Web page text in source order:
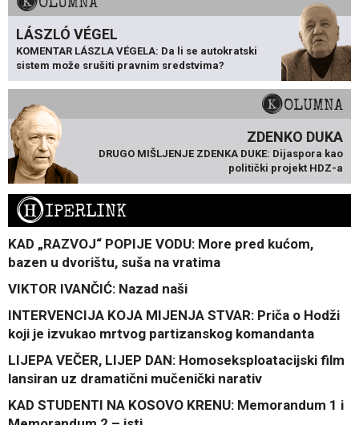
LÁSZLÓ VÉGEL
KOMENTAR LÁSZLA VÉGELA: Da li se autokratski
sistem može srušiti pravnim sredstvima?
KOLUMNA
ZDENKO DUKA
DRUGO MIŠLJENJE ZDENKA DUKE: Dijaspora kao
politički projekt HDZ-a
HIPERLINK
KAD „RAZVOJ“ POPIJE VODU: More pred kućom,
bazen u dvorištu, suša na vratima
VIKTOR IVANČIĆ: Nazad naši
INTERVENCIJA KOJA MIJENJA STVAR: Priča o Hodži
koji je izvukao mrtvog partizanskog komandanta
LIJEPA VEČER, LIJEP DAN: Homoseksploatacijski film
lansiran uz dramatični mučenički narativ
KAD STUDENTI NA KOSOVO KRENU: Memorandum 1 i